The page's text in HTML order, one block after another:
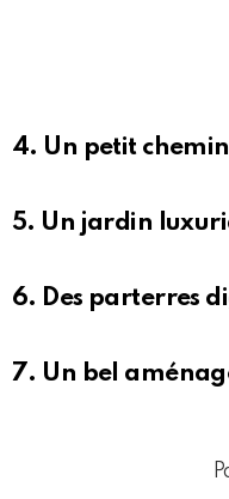
4. Un petit
5. Un jardin
6. Des parterres
7. Un bel